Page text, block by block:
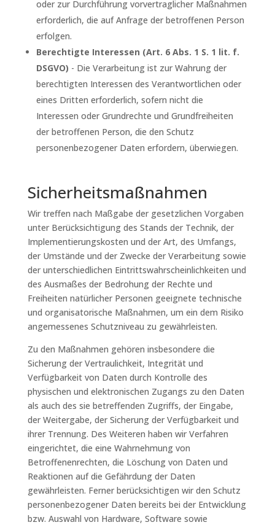
oder zur Durchführung vorvertraglicher Maßnahmen
erforderlich, die auf Anfrage der betroffenen Person
erfolgen.
Berechtigte Interessen (Art. 6 Abs. 1 S. 1 lit. f.
DSGVO) - Die Verarbeitung ist zur Wahrung der
berechtigten Interessen des Verantwortlichen oder
eines Dritten erforderlich, sofern nicht die
Interessen oder Grundrechte und Grundfreiheiten
der betroffenen Person, die den Schutz
personenbezogener Daten erfordern, überwiegen.
Sicherheitsmaßnahmen
Wir treffen nach Maßgabe der gesetzlichen Vorgaben
unter Berücksichtigung des Stands der Technik, der
Implementierungskosten und der Art, des Umfangs,
der Umstände und der Zwecke der Verarbeitung sowie
der unterschiedlichen Eintrittswahrscheinlichkeiten und
des Ausmaßes der Bedrohung der Rechte und
Freiheiten natürlicher Personen geeignete technische
und organisatorische Maßnahmen, um ein dem Risiko
angemessenes Schutzniveau zu gewährleisten.
Zu den Maßnahmen gehören insbesondere die
Sicherung der Vertraulichkeit, Integrität und
Verfügbarkeit von Daten durch Kontrolle des
physischen und elektronischen Zugangs zu den Daten
als auch des sie betreffenden Zugriffs, der Eingabe,
der Weitergabe, der Sicherung der Verfügbarkeit und
ihrer Trennung. Des Weiteren haben wir Verfahren
eingerichtet, die eine Wahrnehmung von
Betroffenenrechten, die Löschung von Daten und
Reaktionen auf die Gefährdung der Daten
gewährleisten. Ferner berücksichtigen wir den Schutz
personenbezogener Daten bereits bei der Entwicklung
bzw. Auswahl von Hardware, Software sowie